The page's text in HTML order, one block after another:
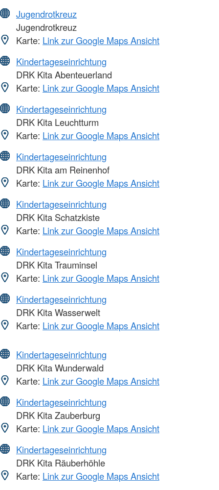
Jugendrotkreuz
Jugendrotkreuz
Karte: Link zur Google Maps Ansicht
Kindertageseinrichtung
DRK Kita Abenteuerland
Karte: Link zur Google Maps Ansicht
Kindertageseinrichtung
DRK Kita Leuchtturm
Karte: Link zur Google Maps Ansicht
Kindertageseinrichtung
DRK Kita am Reinenhof
Karte: Link zur Google Maps Ansicht
Kindertageseinrichtung
DRK Kita Schatzkiste
Karte: Link zur Google Maps Ansicht
Kindertageseinrichtung
DRK Kita Trauminsel
Karte: Link zur Google Maps Ansicht
Kindertageseinrichtung
DRK Kita Wasserwelt
Karte: Link zur Google Maps Ansicht
Kindertageseinrichtung
DRK Kita Wunderwald
Karte: Link zur Google Maps Ansicht
Kindertageseinrichtung
DRK Kita Zauberburg
Karte: Link zur Google Maps Ansicht
Kindertageseinrichtung
DRK Kita Räuberhöhle
Karte: Link zur Google Maps Ansicht